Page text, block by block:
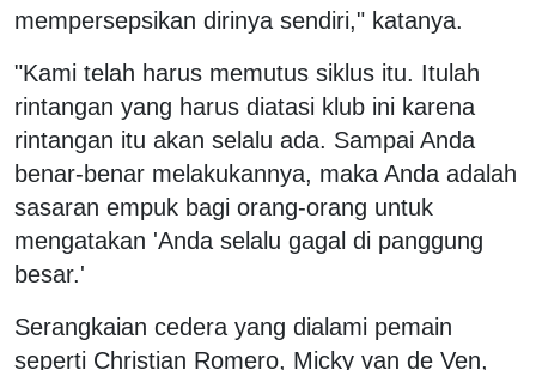
mempersepsikan dirinya sendiri," katanya.
"Kami telah harus memutus siklus itu. Itulah
rintangan yang harus diatasi klub ini karena
rintangan itu akan selalu ada. Sampai Anda
benar-benar melakukannya, maka Anda adalah
sasaran empuk bagi orang-orang untuk
mengatakan 'Anda selalu gagal di panggung
besar.'
Serangkaian cedera yang dialami pemain
seperti Christian Romero, Micky van de Ven,